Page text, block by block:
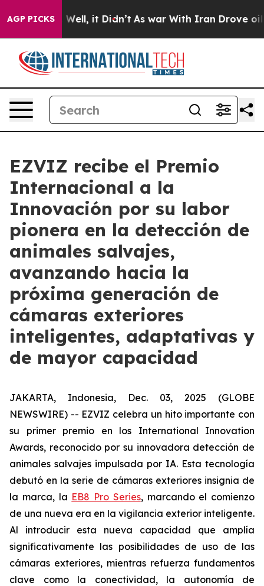
AGP PICKS
40%. Well, it Didn’t As war With Iran Drove oil
EZVIZ recibe el Premio
Internacional a la
Innovación por su labor
pionera en la detección de
animales salvajes,
avanzando hacia la
próxima generación de
cámaras exteriores
inteligentes, adaptativas y
de mayor capacidad
JAKARTA, Indonesia, Dec. 03, 2025 (GLOBE
NEWSWIRE) -- EZVIZ celebra un hito importante con
su primer premio en los International Innovation
Awards, reconocido por su innovadora detección de
animales salvajes impulsada por IA. Esta tecnología
debutó en la serie de cámaras exteriores insignia de
la marca, la EB8 Pro Series, marcando el comienzo
de una nueva era en la vigilancia exterior inteligente.
Al introducir esta nueva capacidad que amplía
significativamente las posibilidades de uso de las
cámaras exteriores, mientras refuerza fundamentos
clave como la conectividad, la autonomía de